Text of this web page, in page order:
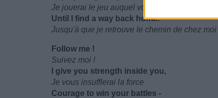
Je jouerai le jeu auquel vous voulez que je joue
Until I find a way back home.
Jusqu'à que je retrouve le chemin de chez moi
Follow me !
Suivez moi !
I give you strength inside you,
Je vous insufflerai la force
Courage to win your battles -